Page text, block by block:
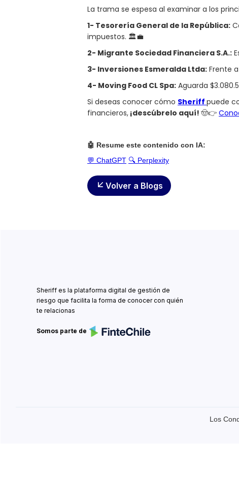
La trama se espesa al examinar a los
1- Tesorería General de la República:
impuestos. 🏛️💼
2- Migrante Sociedad Financiera S.A.:
3- Inversiones Esmeralda Ltda: Frente
4- Moving Food CL Spa: Aguarda
Si deseas conocer cómo Sheriff puede
financieros, ¡descúbrelo aquí! 🤠👉
🤖 Resume este contenido con IA:
💬 ChatGPT 🔍 Perplexity
Volver a Blogs
Sheriff es la plataforma digital de gestión de
riesgo que facilita la forma de conocer con quién
te relacionas
Somos parte de
Los